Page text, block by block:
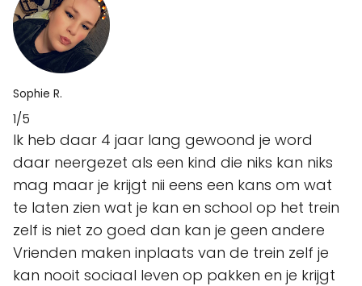
Sophie R.
1/5
Ik heb daar 4 jaar lang gewoond je word
daar neergezet als een kind die niks kan niks
mag maar je krijgt nii eens een kans om wat
te laten zien wat je kan en school op het trein
zelf is niet zo goed dan kan je geen andere
Vrienden maken inplaats van de trein zelf je
kan nooit sociaal leven op pakken en je krijgt